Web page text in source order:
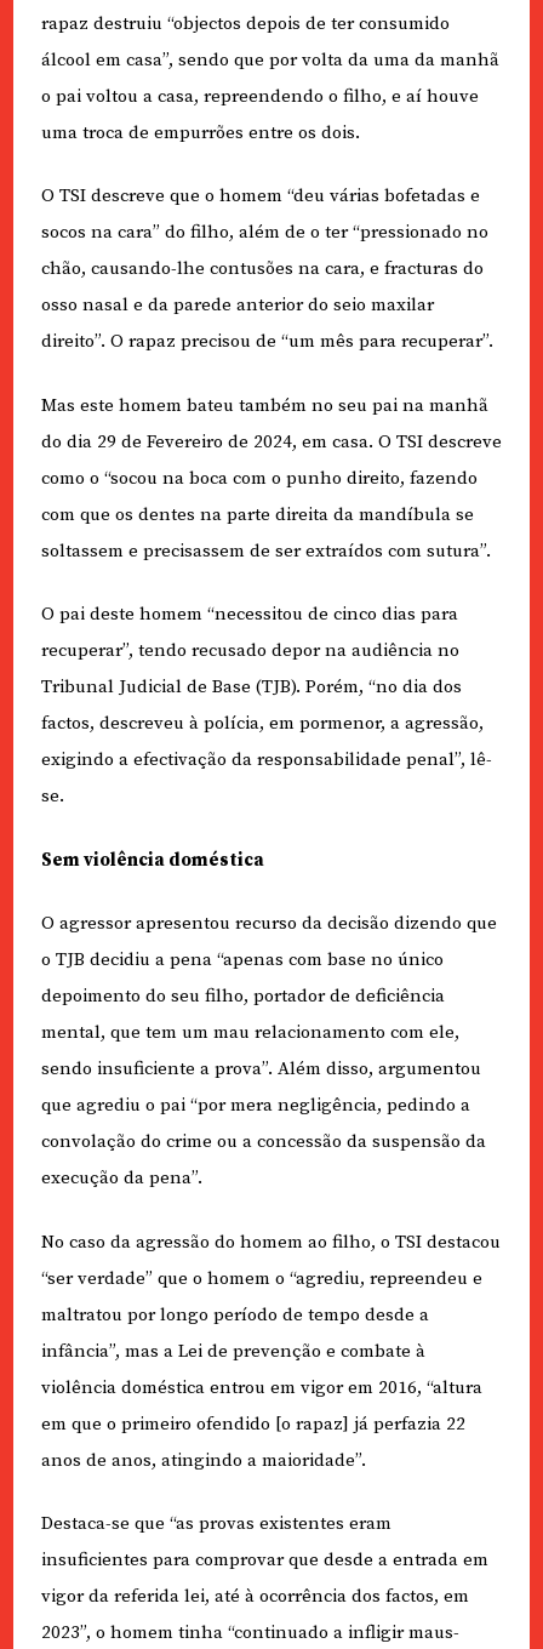
rapaz destruiu “objectos depois de ter consumido
álcool em casa”, sendo que por volta da uma da manhã
o pai voltou a casa, repreendendo o filho, e aí houve
uma troca de empurrões entre os dois.
O TSI descreve que o homem “deu várias bofetadas e
socos na cara” do filho, além de o ter “pressionado no
chão, causando-lhe contusões na cara, e fracturas do
osso nasal e da parede anterior do seio maxilar
direito”. O rapaz precisou de “um mês para recuperar”.
Mas este homem bateu também no seu pai na manhã
do dia 29 de Fevereiro de 2024, em casa. O TSI descreve
como o “socou na boca com o punho direito, fazendo
com que os dentes na parte direita da mandíbula se
soltassem e precisassem de ser extraídos com sutura”.
O pai deste homem “necessitou de cinco dias para
recuperar”, tendo recusado depor na audiência no
Tribunal Judicial de Base (TJB). Porém, “no dia dos
factos, descreveu à polícia, em pormenor, a agressão,
exigindo a efectivação da responsabilidade penal”, lê-
se.
Sem violência doméstica
O agressor apresentou recurso da decisão dizendo que
o TJB decidiu a pena “apenas com base no único
depoimento do seu filho, portador de deficiência
mental, que tem um mau relacionamento com ele,
sendo insuficiente a prova”. Além disso, argumentou
que agrediu o pai “por mera negligência, pedindo a
convolação do crime ou a concessão da suspensão da
execução da pena”.
No caso da agressão do homem ao filho, o TSI destacou
“ser verdade” que o homem o “agrediu, repreendeu e
maltratou por longo período de tempo desde a
infância”, mas a Lei de prevenção e combate à
violência doméstica entrou em vigor em 2016, “altura
em que o primeiro ofendido [o rapaz] já perfazia 22
anos de anos, atingindo a maioridade”.
Destaca-se que “as provas existentes eram
insuficientes para comprovar que desde a entrada em
vigor da referida lei, até à ocorrência dos factos, em
2023”, o homem tinha “continuado a infligir maus-